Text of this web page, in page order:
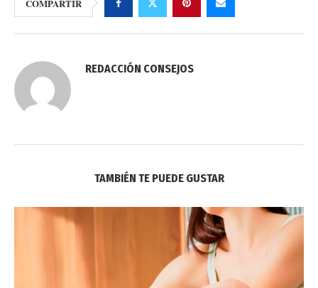
COMPARTIR
REDACCIÓN CONSEJOS
TAMBIÉN TE PUEDE GUSTAR